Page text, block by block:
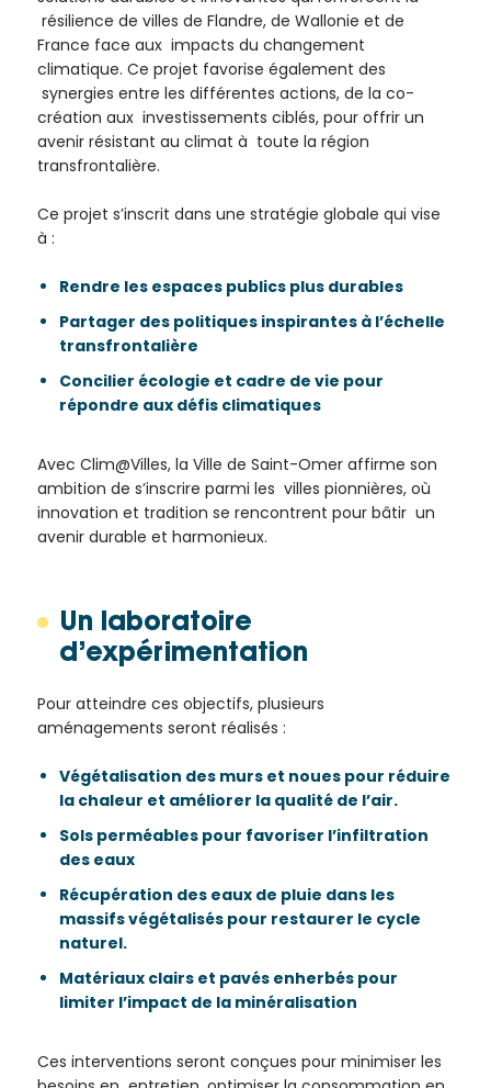
résilience de villes de Flandre, de Wallonie et de
France face aux impacts du changement
climatique. Ce projet favorise également des
synergies entre les différentes actions, de la co-
création aux investissements ciblés, pour offrir un
avenir résistant au climat à toute la région
transfrontalière.
Ce projet s’inscrit dans une stratégie globale qui vise
à :
Rendre les espaces publics plus durables
Partager des politiques inspirantes à l’échelle
transfrontalière
Concilier écologie et cadre de vie pour
répondre aux défis climatiques
Avec Clim@Villes, la Ville de Saint-Omer affirme son
ambition de s’inscrire parmi les villes pionnières, où
innovation et tradition se rencontrent pour bâtir un
avenir durable et harmonieux.
Un laboratoire
d’expérimentation
Pour atteindre ces objectifs, plusieurs
aménagements seront réalisés :
Végétalisation des murs et noues pour réduire
la chaleur et améliorer la qualité de l’air.
Sols perméables pour favoriser l’infiltration
des eaux
Récupération des eaux de pluie dans les
massifs végétalisés pour restaurer le cycle
naturel.
Matériaux clairs et pavés enherbés pour
limiter l’impact de la minéralisation
Ces interventions seront conçues pour minimiser les